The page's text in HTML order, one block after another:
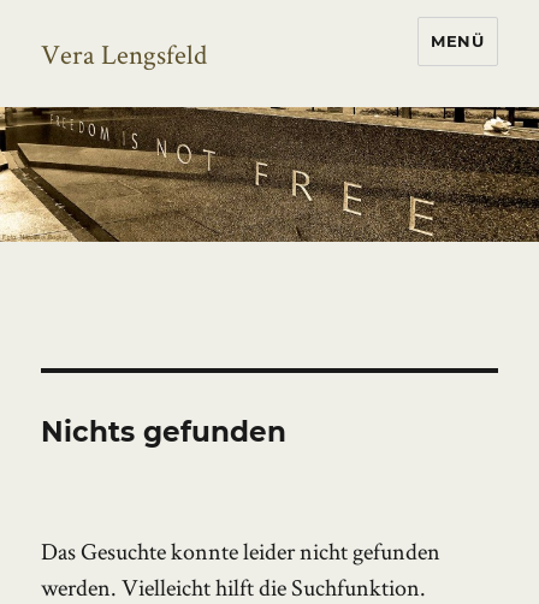
Vera Lengsfeld MENÜ
Nichts gefunden
Das Gesuchte konnte leider nicht gefunden
werden. Vielleicht hilft die Suchfunktion.